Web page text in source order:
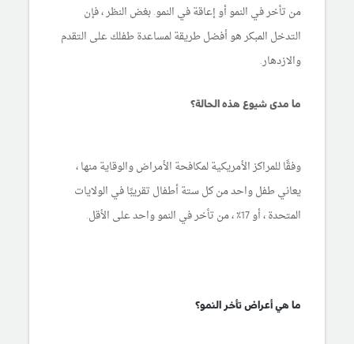
من تأخر في النمو أو إعاقة في النمو. بغض النظر ، فإن
التدخل المبكر هو أفضل طريقة لمساعدة طفلك على التقدم
والازدهار.
ما مدى شيوع هذه الحالة؟
وفقًا للمراكز الأمريكية لمكافحة الأمراض والوقاية منها ،
يعاني طفل واحد من كل ستة أطفال تقريبًا في الولايات
المتحدة ، أو 17٪ ، من تأخر في النمو واحد على الأقل.
ما هي أعراض تأخر النمو؟